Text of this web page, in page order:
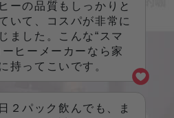
ーの品質もしっかりと
いて、コスパが非常に
ました。こんな“スマ
ーヒーメーカーなら家
持ってこいです。
２パック飲んでも、ま